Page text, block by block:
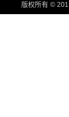
版权所有 ©